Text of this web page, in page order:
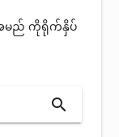
အမည် ကိုရိုက်နှိပ်
search